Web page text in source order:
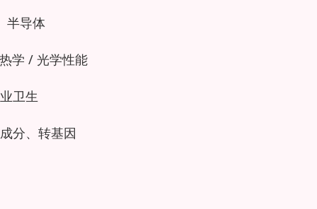
半导体
学 / 光学性能
卫生
分、转基因